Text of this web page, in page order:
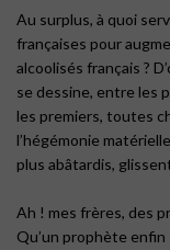
Au surplus, à quoi
françaises pour
alcoolisés français ?
se dessine, entre les
les premiers, toutes
l’hégémonie
plus abâtardis,
Ah ! mes frères, des
Qu’un prophète enfin